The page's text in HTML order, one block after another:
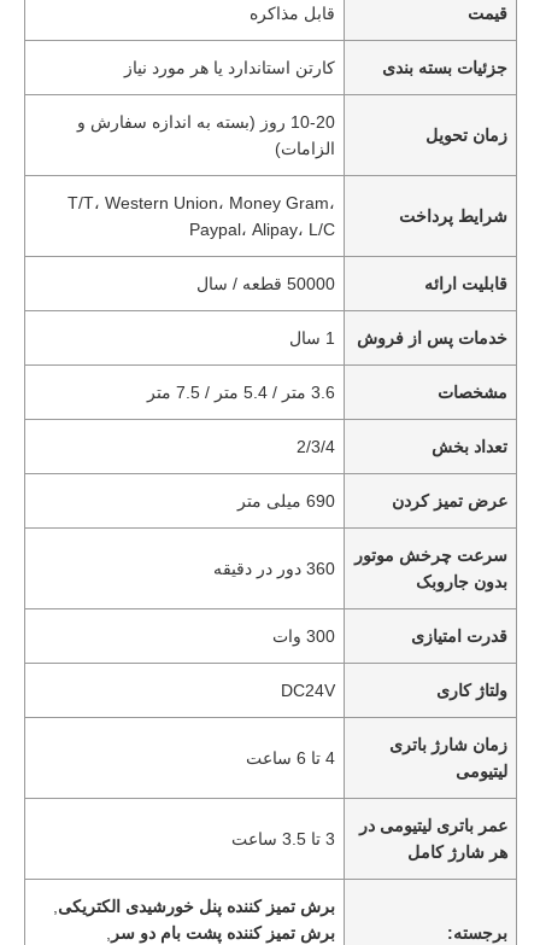
قیمت قابل مذاکره
جزئیات بسته بندی کارتن استاندارد یا هر مورد نیاز
زمان تحویل
10-20 روز (بسته به اندازه سفارش و
الزامات)
شرایط پرداخت
T/T، Western Union، Money Gram،
Paypal، Alipay، L/C
قابلیت ارائه 50000 قطعه / سال
خدمات پس از فروش 1 سال
مشخصات 3.6 متر / 5.4 متر / 7.5 متر
تعداد بخش 2/3/4
عرض تمیز کردن 690 میلی متر
سرعت چرخش موتور
بدون جاروبک
360 دور در دقیقه
قدرت امتیازی 300 وات
ولتاژ کاری DC24V
زمان شارژ باتری
لیتیومی
4 تا 6 ساعت
عمر باتری لیتیومی در
هر شارژ کامل
3 تا 3.5 ساعت
برجسته:
برش تمیز کننده پنل خورشیدی الکتریکی
برش تمیز کننده پشت بام دو سر